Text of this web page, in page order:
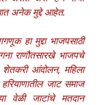
अनेक मुद्दे आहेत.
हा मुद्दा भाजपसाठी
राणौतसारखे भाजपचे
आंदोलन, महिला
जाट समाज
वेळी जाटांचे मतदान